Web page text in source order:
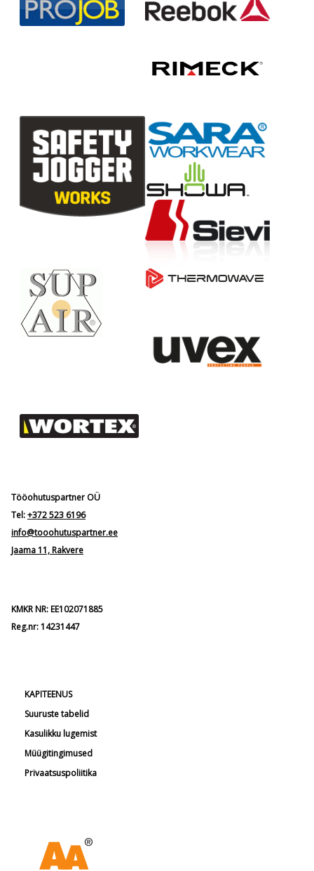
Tööohutuspartner OÜ
Tel:+372 523 6196
info@tooohutuspartner.ee
Jaama 11, Rakvere
KMKR NR: EE102071885
Reg.nr: 14231447
KAPITEENUS
Suuruste tabelid
Kasulikku lugemist
Müügitingimused
Privaatsuspoliitika